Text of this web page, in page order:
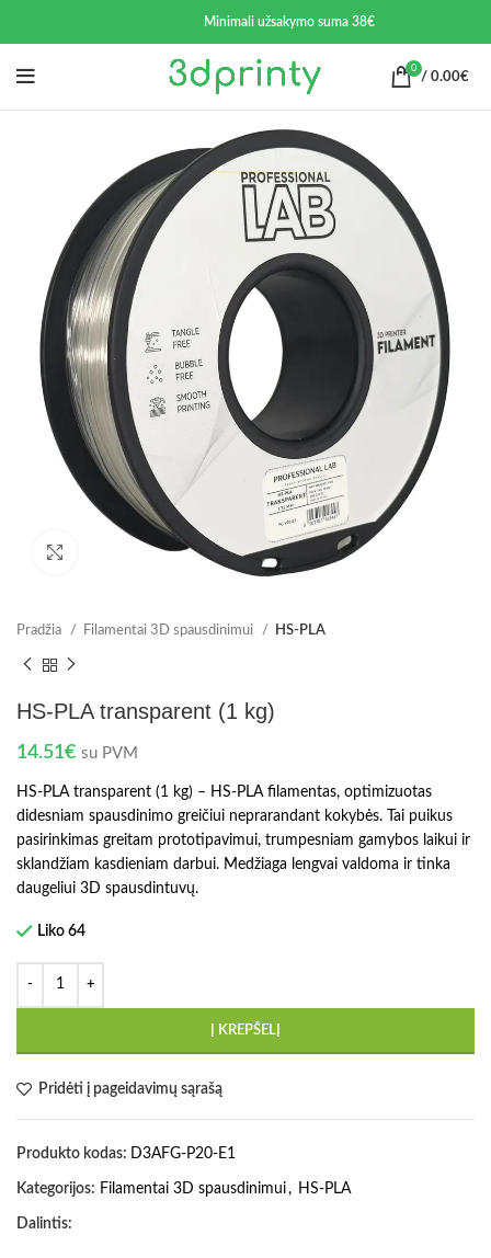
Minimali užsakymo suma 38€
0
/ 0.00€
Spustelėkite norėdami padidinti
Pradžia Filamentai 3D spausdinimui HS-PLA
HS-PLA transparent (1 kg)
14.51€ su PVM
HS-PLA transparent (1 kg) – HS-PLA filamentas, optimizuotas
didesniam spausdinimo greičiui neprarandant kokybės. Tai puikus
pasirinkimas greitam prototipavimui, trumpesniam gamybos laikui ir
sklandžiam kasdieniam darbui. Medžiaga lengvai valdoma ir tinka
daugeliui 3D spausdintuvų.
Liko 64
Į KREPŠELĮ
Pridėti į pageidavimų sąrašą
Produkto kodas: D3AFG-P20-E1
Kategorijos: Filamentai 3D spausdinimui, HS-PLA
Dalintis: